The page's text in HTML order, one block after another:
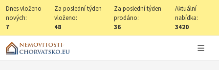
Dnes vloženo
nových:
7
Za poslední týden
vloženo:
48
Za poslední týden
prodáno:
36
Aktuální
nabídka:
3420